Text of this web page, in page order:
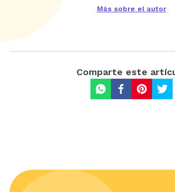
Más sobre el autor
Comparte este